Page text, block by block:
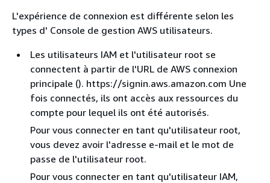
L'expérience de connexion est différente selon les
types d' Console de gestion AWS utilisateurs.
Les utilisateurs IAM et l'utilisateur root se
connectent à partir de l'URL de AWS connexion
principale (). https://signin.aws.amazon.com Une
fois connectés, ils ont accès aux ressources du
compte pour lequel ils ont été autorisés.
Pour vous connecter en tant qu'utilisateur root,
vous devez avoir l'adresse e-mail et le mot de
passe de l'utilisateur root.
Pour vous connecter en tant qu'utilisateur IAM,